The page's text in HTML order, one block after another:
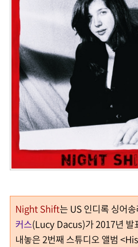
Night Shift는 US 인디록 싱어
커스(Lucy Dacus)가 2017년 발
내놓은 2번째 스튜디오 앨범